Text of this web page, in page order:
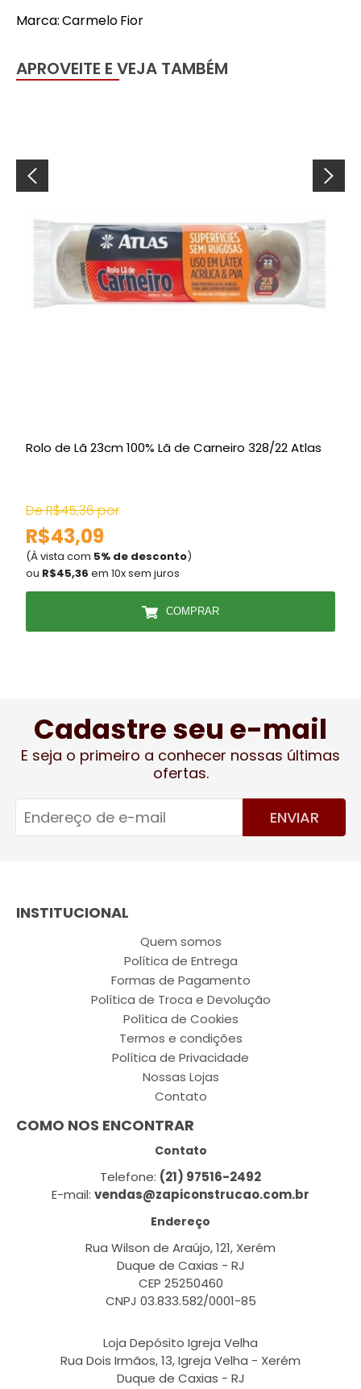
Marca: Carmelo Fior
APROVEITE E VEJA TAMBÉM
Rolo de Lã 23cm 100% Lã de Carneiro 328/22 Atlas
De R$45,36 por
R$43,09
(À vista com 5% de desconto)
ou R$45,36 em 10x sem juros
COMPRAR
Cadastre seu e-mail
E seja o primeiro a conhecer nossas últimas
ofertas.
ENVIAR
INSTITUCIONAL
Quem somos
Política de Entrega
Formas de Pagamento
Política de Troca e Devolução
Política de Cookies
Termos e condições
Política de Privacidade
Nossas Lojas
Contato
COMO NOS ENCONTRAR
Contato
Telefone: (21) 97516-2492
E-mail: vendas@zapiconstrucao.com.br
Endereço
Rua Wilson de Araújo, 121, Xerém
Duque de Caxias - RJ
CEP 25250460
CNPJ 03.833.582/0001-85
Loja Depósito Igreja Velha
Rua Dois Irmãos, 13, Igreja Velha - Xerém
Duque de Caxias - RJ